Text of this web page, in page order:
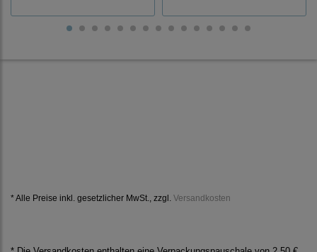
* Alle Preise inkl. gesetzlicher MwSt., zzgl. Versandkosten